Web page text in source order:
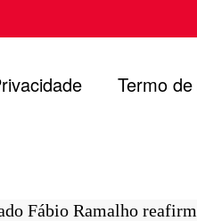
Termo
Fábio Ramalho